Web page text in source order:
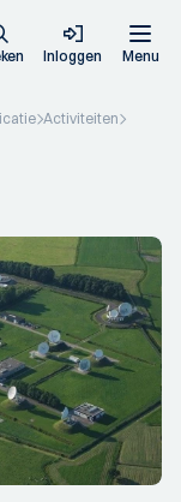
Inloggen Menu
Activiteiten